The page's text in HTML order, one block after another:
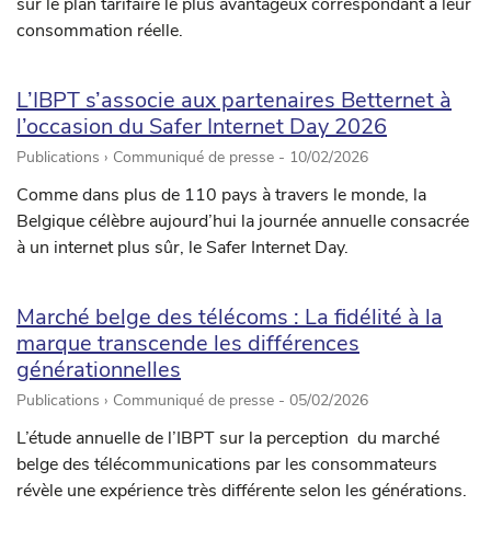
consommation réelle.
L’IBPT s’associe aux partenaires Betternet à
l’occasion du Safer Internet Day 2026
Publications › Communiqué de presse - 10/02/2026
Comme dans plus de 110 pays à travers le monde, la
Belgique célèbre aujourd’hui la journée annuelle consacrée
à un internet plus sûr, le Safer Internet Day.
Marché belge des télécoms : La fidélité à la
marque transcende les différences
générationnelles
Publications › Communiqué de presse - 05/02/2026
L’étude annuelle de l’IBPT sur la perception du marché
belge des télécommunications par les consommateurs
révèle une expérience très différente selon les générations.